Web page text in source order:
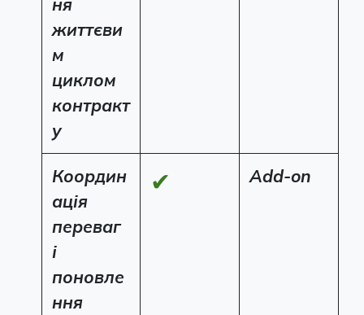
життєви
м
циклом
контракт
у
Координ
ація
переваг
і
поновле
ння
✔ Add-on